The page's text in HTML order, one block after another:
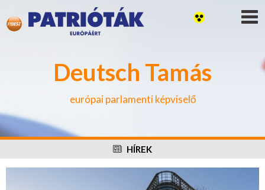
Deutsch Tamás
európai parlamenti képviselő
HÍREK